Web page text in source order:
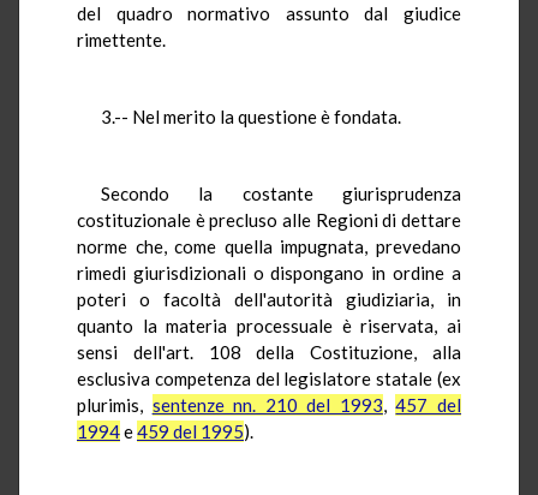
del quadro normativo assunto dal giudice
rimettente.
3.-- Nel merito la questione è fondata.
Secondo la costante giurisprudenza
costituzionale è precluso alle Regioni di dettare
norme che, come quella impugnata, prevedano
rimedi giurisdizionali o dispongano in ordine a
poteri o facoltà dell'autorità giudiziaria, in
quanto la materia processuale è riservata, ai
sensi dell'art. 108 della Costituzione, alla
esclusiva competenza del legislatore statale (ex
plurimis, sentenze nn. 210 del 1993,457 del
1994e459 del 1995).